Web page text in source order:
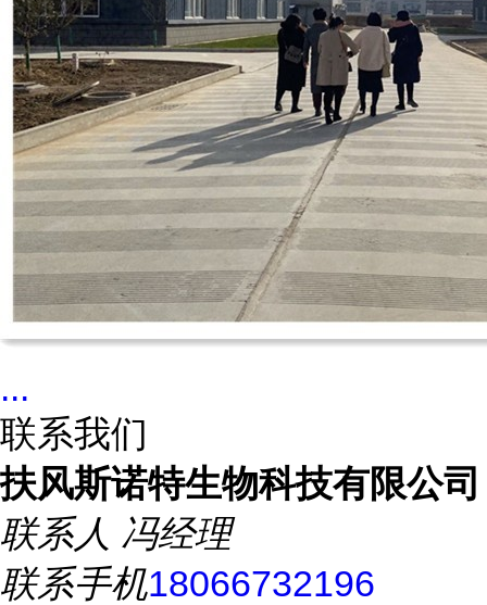
...
联系我们
扶风斯诺特生物科技有限公司
联系人 冯经理
联系手机18066732196